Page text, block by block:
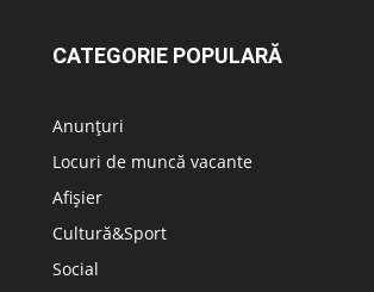
CATEGORIE POPULARĂ
Anunțuri
Locuri de muncă vacante
Afișier
Cultură&Sport
Social